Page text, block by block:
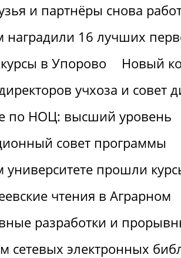
и партнёры снова
наградили 16 лучших
в Упорово
Новый
учхоза и совет
по НОЦ: высший уровень
совет программы
университете прошли
чтения в Аграрном
разработки и
сетевых электронных